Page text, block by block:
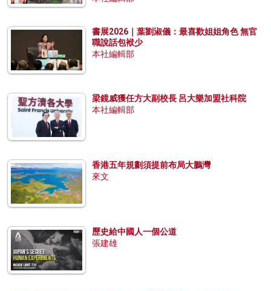
書展2026｜葉劉淑儀：最喜歡姐姐角色 無官
職說話包袱少
本社編輯部
梁鏡威獲任方大副校長 呂大樂加盟社科院
本社編輯部
香港五年規劃須提前布局大鵬灣
來文
歷史給中國人一個公道
張建雄